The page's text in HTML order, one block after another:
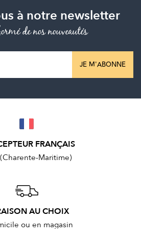
à notre newsletter
de nos nouveautés
JE M'ABONNE
FRANÇAIS
(Charente-Maritime)
AU CHOIX
ou en magasin